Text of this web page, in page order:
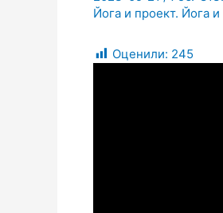
Йога и проект. Йога
Оценили: 245